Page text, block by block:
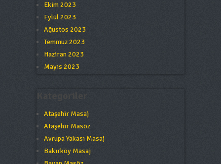
Ekim 2023
Eylül 2023
Ağustos 2023
Temmuz 2023
Haziran 2023
Mayıs 2023
Ataşehir Masaj
Ataşehir Masöz
Avrupa Yakası Masaj
Bakırköy Masaj